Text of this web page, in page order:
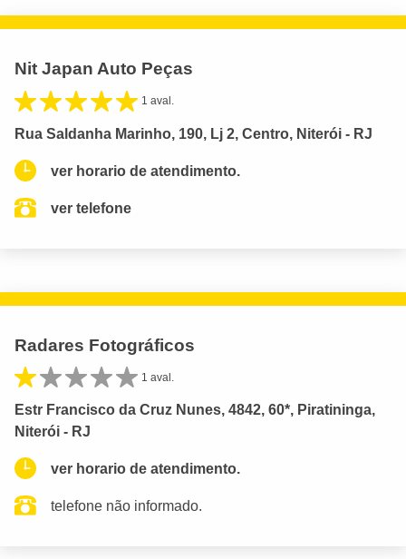
Nit Japan Auto Peças
1 aval.
Rua Saldanha Marinho, 190, Lj 2, Centro, Niterói - RJ
ver horario de atendimento.
ver telefone
Radares Fotográficos
1 aval.
Estr Francisco da Cruz Nunes, 4842, 60*, Piratininga,
Niterói - RJ
ver horario de atendimento.
telefone não informado.